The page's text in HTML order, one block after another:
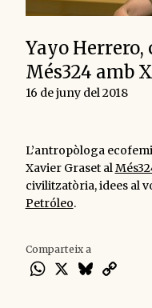
Yayo Herrero,
Més324 amb
16 de juny del 2018
L’antropòloga
Xavier Graset al
civilitzatòria, idees al
Petróleo.
Comparteix a
WhatsApp
X Bluesky